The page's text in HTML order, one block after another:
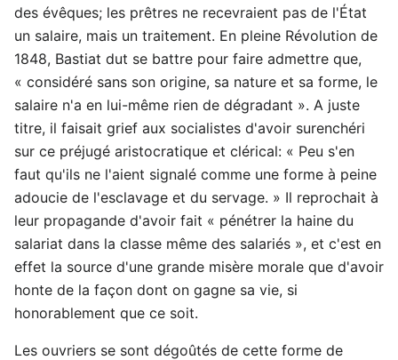
des évêques; les prêtres ne recevraient pas de l'État
un salaire, mais un traitement. En pleine Révolution de
1848, Bastiat dut se battre pour faire admettre que,
« considéré sans son origine, sa nature et sa forme, le
salaire n'a en lui-même rien de dégradant ». A juste
titre, il faisait grief aux socialistes d'avoir surenchéri
sur ce préjugé aristocratique et clérical: « Peu s'en
faut qu'ils ne l'aient signalé comme une forme à peine
adoucie de l'esclavage et du servage. » Il reprochait à
leur propagande d'avoir fait « pénétrer la haine du
salariat dans la classe même des salariés », et c'est en
effet la source d'une grande misère morale que d'avoir
honte de la façon dont on gagne sa vie, si
honorablement que ce soit.
Les ouvriers se sont dégoûtés de cette forme de